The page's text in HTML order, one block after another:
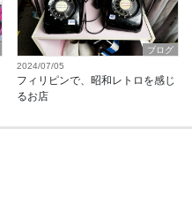
ブログ
2024/07/05
フィリピンで、昭和レトロを感じ
るお店